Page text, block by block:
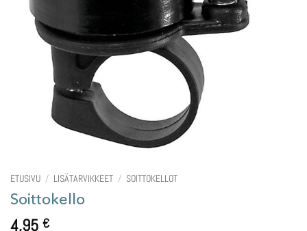
ETUSIVU / LISÄTARVIKKEET / SOITTOKELLOT
Soittokello
4,95 €